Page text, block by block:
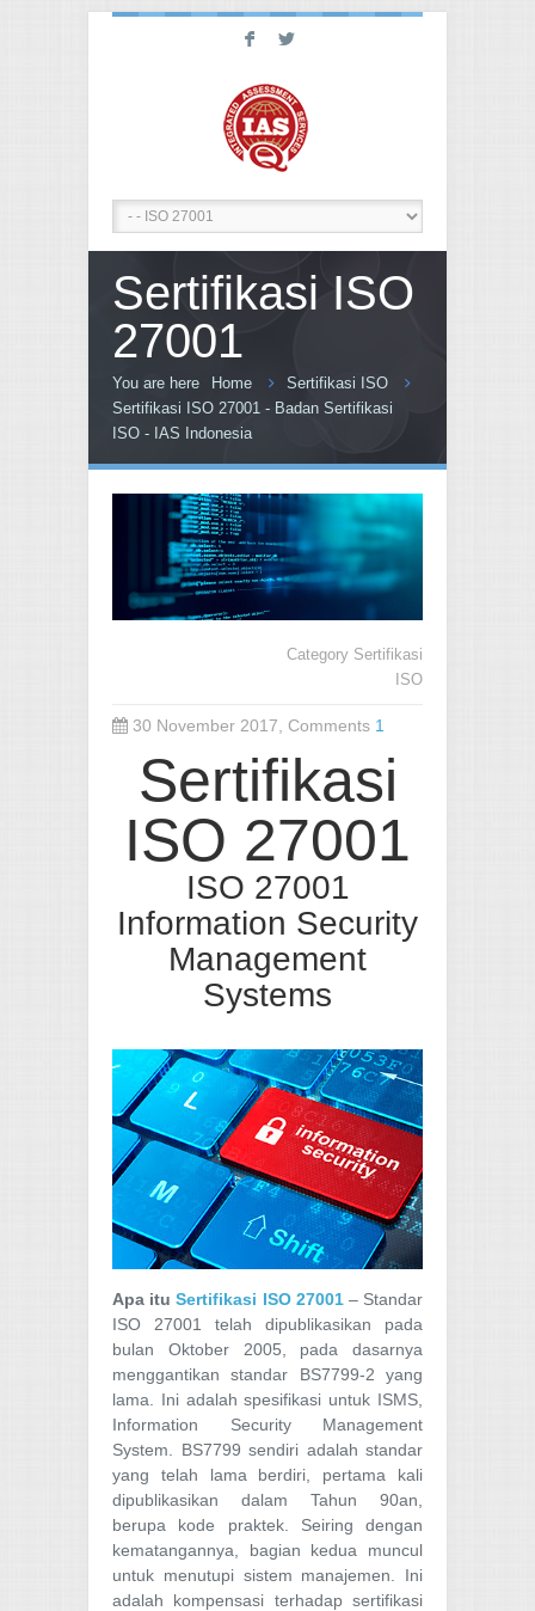
F L
Sertifikasi ISO
27001
You are here Home
Sertifikasi ISO
Sertifikasi ISO 27001 - Badan Sertifikasi
ISO - IAS Indonesia
Category Sertifikasi
ISO
30 November 2017, Comments 1
Sertifikasi
ISO 27001
ISO 27001
Information Security
Management
Systems
Apa ituSertifikasi ISO 27001 – Standar
ISO 27001 telah dipublikasikan pada
bulan Oktober 2005, pada dasarnya
menggantikan standar BS7799-2 yang
lama. Ini adalah spesifikasi untuk ISMS,
Information Security Management
System. BS7799 sendiri adalah standar
yang telah lama berdiri, pertama kali
dipublikasikan dalam Tahun 90an,
berupa kode praktek. Seiring dengan
kematangannya, bagian kedua muncul
untuk menutupi sistem manajemen. Ini
adalah kompensasi terhadap sertifikasi